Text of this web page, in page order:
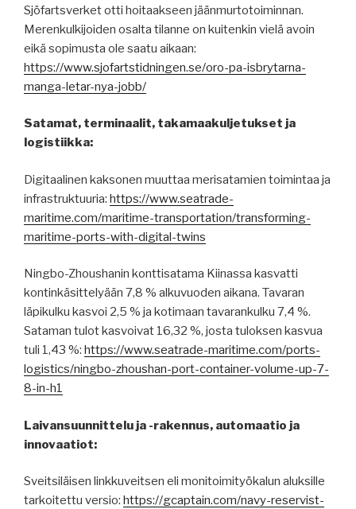
Sjöfartsverket otti hoitaakseen jäänmurtotoiminnan.
Merenkulkijoiden osalta tilanne on kuitenkin vielä avoin
eikä sopimusta ole saatu aikaan:
https://www.sjofartstidningen.se/oro-pa-isbrytarna-
manga-letar-nya-jobb/
Satamat, terminaalit, takamaakuljetukset ja
logistiikka:
Digitaalinen kaksonen muuttaa merisatamien toimintaa ja
infrastruktuuria: https://www.seatrade-
maritime.com/maritime-transportation/transforming-
maritime-ports-with-digital-twins
Ningbo-Zhoushanin konttisatama Kiinassa kasvatti
kontinkäsittelyään 7,8 % alkuvuoden aikana. Tavaran
läpikulku kasvoi 2,5 % ja kotimaan tavarankulku 7,4 %.
Sataman tulot kasvoivat 16,32 %, josta tuloksen kasvua
tuli 1,43 %: https://www.seatrade-maritime.com/ports-
logistics/ningbo-zhoushan-port-container-volume-up-7-
8-in-h1
Laivansuunnittelu ja -rakennus, automaatio ja
innovaatiot:
Sveitsiläisen linkkuveitsen eli monitoimityökalun aluksille
tarkoitettu versio: https://gcaptain.com/navy-reservist-